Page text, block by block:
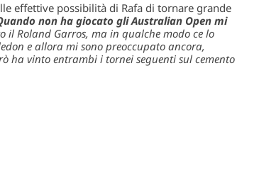
effettive possibilità di Rafa di tornare grande
non ha giocato gli Australian Open mi
il Roland Garros, ma in qualche modo ce lo
e allora mi sono preoccupato ancora,
ha vinto entrambi i tornei seguenti sul cemento